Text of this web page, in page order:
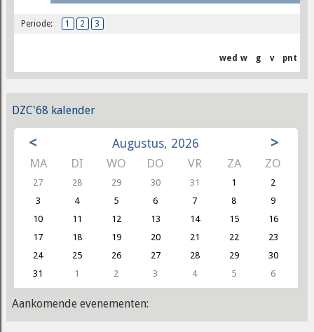
Periode: 1 2 3
wed w g v pnt
DZC'68 kalender
< Augustus, 2026 >
MA DI WO DO VR ZA ZO
27 28 29 30 31 1
2
3
4 5 6 7 8
9
10
11 12 13 14 15
16
17
18 19 20 21 22
23
24
25 26 27 28 29
30
31
1 2 3 4 5 6
Aankomende evenementen: